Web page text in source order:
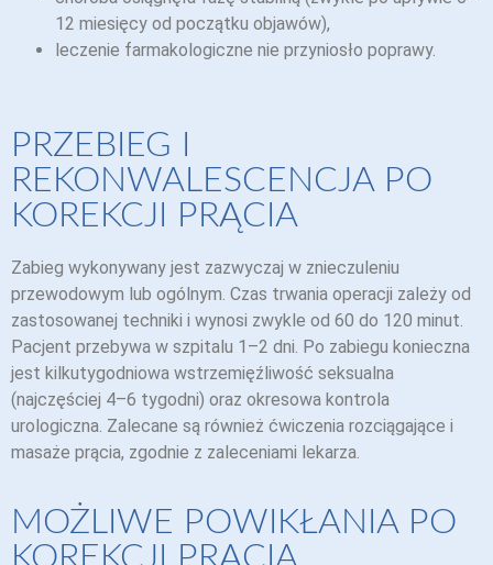
12 miesięcy od początku objawów),
leczenie farmakologiczne nie przyniosło poprawy.
PRZEBIEG I
REKONWALESCENCJA PO
KOREKCJI PRĄCIA
Zabieg wykonywany jest zazwyczaj w znieczuleniu
przewodowym lub ogólnym. Czas trwania operacji zależy od
zastosowanej techniki i wynosi zwykle od 60 do 120 minut.
Pacjent przebywa w szpitalu 1–2 dni. Po zabiegu konieczna
jest kilkutygodniowa wstrzemięźliwość seksualna
(najczęściej 4–6 tygodni) oraz okresowa kontrola
urologiczna. Zalecane są również ćwiczenia rozciągające i
masaże prącia, zgodnie z zaleceniami lekarza.
MOŻLIWE POWIKŁANIA PO
KOREKCJI PRĄCIA